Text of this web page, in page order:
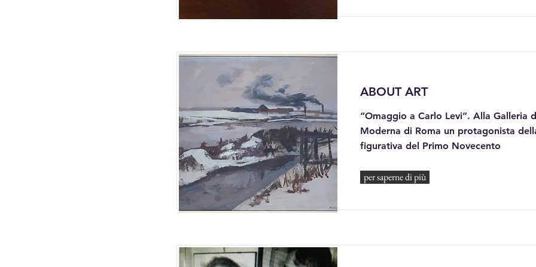
ABOUT ART
“Omaggio a Carlo Levi”. Alla Galleria
Moderna di Roma un protagonista
figurativa del Primo Novecento
per saperne di più